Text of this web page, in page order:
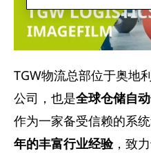
TGW物流总部位于奥地
公司，也是全球仓储自
作为一家备受信赖的系
年的丰富行业经验，致